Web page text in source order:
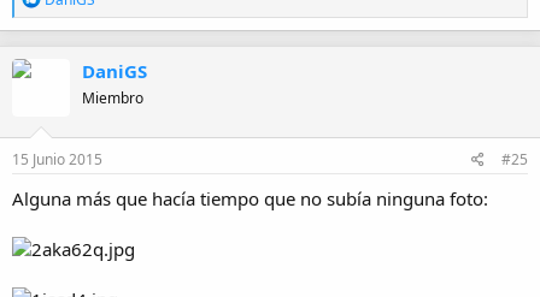
e
a
n
s
DaniGS
Miembro
15 Junio 2015 #25
Alguna más que hacía tiempo que no subía ninguna foto: